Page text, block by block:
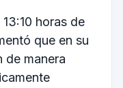
horas de
que en su
de manera